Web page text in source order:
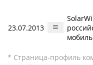
23.07.2013
* Страница-профиль